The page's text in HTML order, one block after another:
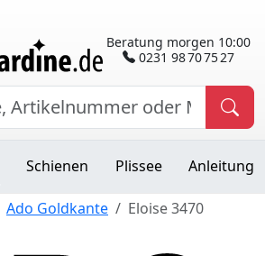
Beratung morgen 10:00
0231 98 70 75 27
Schienen Plissee Anleitung
Ado Goldkante Eloise 3470